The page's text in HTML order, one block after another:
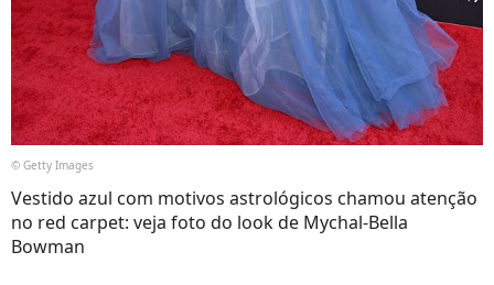
© Getty Images
Vestido azul com motivos astrológicos chamou atenção
no red carpet: veja foto do look de Mychal-Bella
Bowman